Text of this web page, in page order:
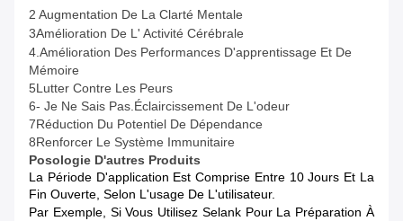
2 Augmentation De La Clarté Mentale
3Amélioration De L' Activité Cérébrale
4.Amélioration Des Performances D'apprentissage Et De
Mémoire
5Lutter Contre Les Peurs
6- Je Ne Sais Pas.Éclaircissement De L'odeur
7Réduction Du Potentiel De Dépendance
8Renforcer Le Système Immunitaire
Posologie D'autres Produits
La Période D'application Est Comprise Entre 10 Jours Et La
Fin Ouverte, Selon L'usage De L'utilisateur.
Par Exemple, Si Vous Utilisez Selank Pour La Préparation À